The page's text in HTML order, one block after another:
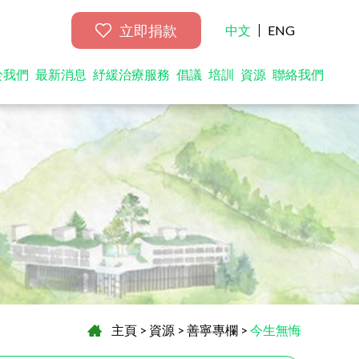
立即捐款 中文 ENG
們 最新消息 紓緩治療服務 倡議 培訓 資源 聯絡我們
主頁 > 資源 > 善寧專欄 > 今生無悔